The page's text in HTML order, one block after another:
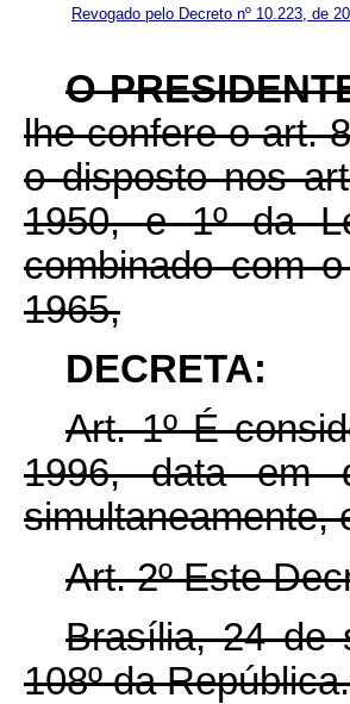
Revogado pelo Decreto nº 10.223, de
O
lhe confere o art.
o disposto nos
1950, e 1º da
combinado com
1965,
DECRETA:
Art.1º É
1996, data em
simultaneamente,
Art. 2º Este
Brasília, 24 de
108º da República.